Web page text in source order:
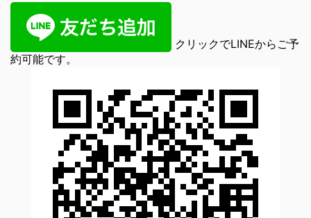
クリックでLINEからご予
約可能です。